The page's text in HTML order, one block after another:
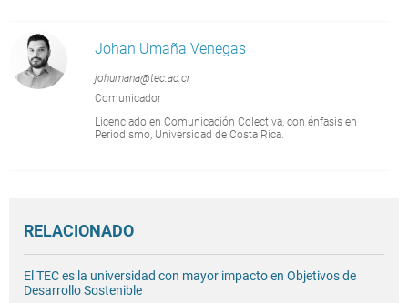
Johan Umaña Venegas
johumana@tec.ac.cr
Comunicador
Licenciado en Comunicación Colectiva, con énfasis en
Periodismo, Universidad de Costa Rica.
RELACIONADO
El TEC es la universidad con mayor impacto en Objetivos de
Desarrollo Sostenible